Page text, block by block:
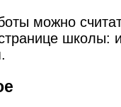
можно
школы: